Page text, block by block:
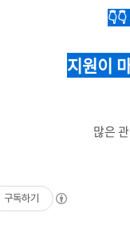
지원이
많은
구독하기